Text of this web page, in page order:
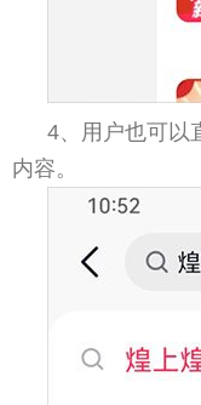
4、用户也可以
内容。